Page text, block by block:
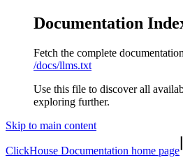
Documentation
Fetch the complete
/docs/llms.txt
Use this file to discover all
exploring further.
Skip to main content
ClickHouse Documentation home page